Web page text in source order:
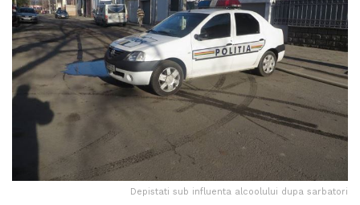
Depistati sub influenta alcoolului dupa sarbatori